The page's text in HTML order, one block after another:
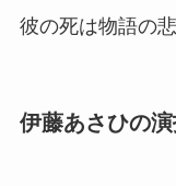
彼の死は物語の
伊藤あさひの演